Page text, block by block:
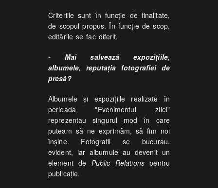
Criteriile sunt în funcţie de finalitate,
de scopul propus. În funcţie de scop,
editările se fac diferit.
- Mai salvează expoziţiile,
albumele, reputaţia fotografiei de
presă?
Albumele şi expoziţiile realizate în
perioada "Evenimentul zilei"
reprezentau singurul mod în care
puteam să ne exprimăm, să fim noi
înşine. Fotografii se bucurau,
evident, iar albumule au devenit un
element de Public Relationspentru
publicaţie.